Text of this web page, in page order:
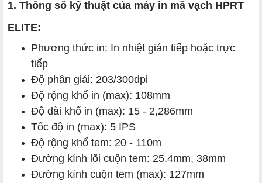
1. Thông số kỹ thuật của máy in mã vạch HPRT
ELITE:
Phương thức in: In nhiệt gián tiếp hoặc trực
tiếp
Độ phân giải: 203/300dpi
Độ rộng khổ in (max): 108mm
Độ dài khổ in (max): 15 - 2,286mm
Tốc độ in (max): 5 IPS
Độ rộng khổ tem: 20 - 110m
Đường kính lõi cuộn tem: 25.4mm, 38mm
Đường kính cuộn tem (max): 127mm